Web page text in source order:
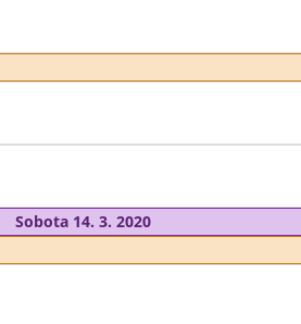
Sobota 14. 3. 2020